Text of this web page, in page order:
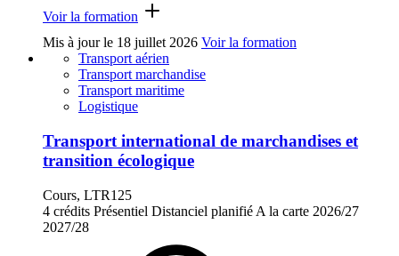
Voir la formation
Mis à jour le 18 juillet 2026 Voir la formation
Transport aérien
Transport marchandise
Transport maritime
Logistique
Transport international de marchandises et
transition écologique
Cours, LTR125
4 crédits Présentiel Distanciel planifié A la carte 2026/27
2027/28